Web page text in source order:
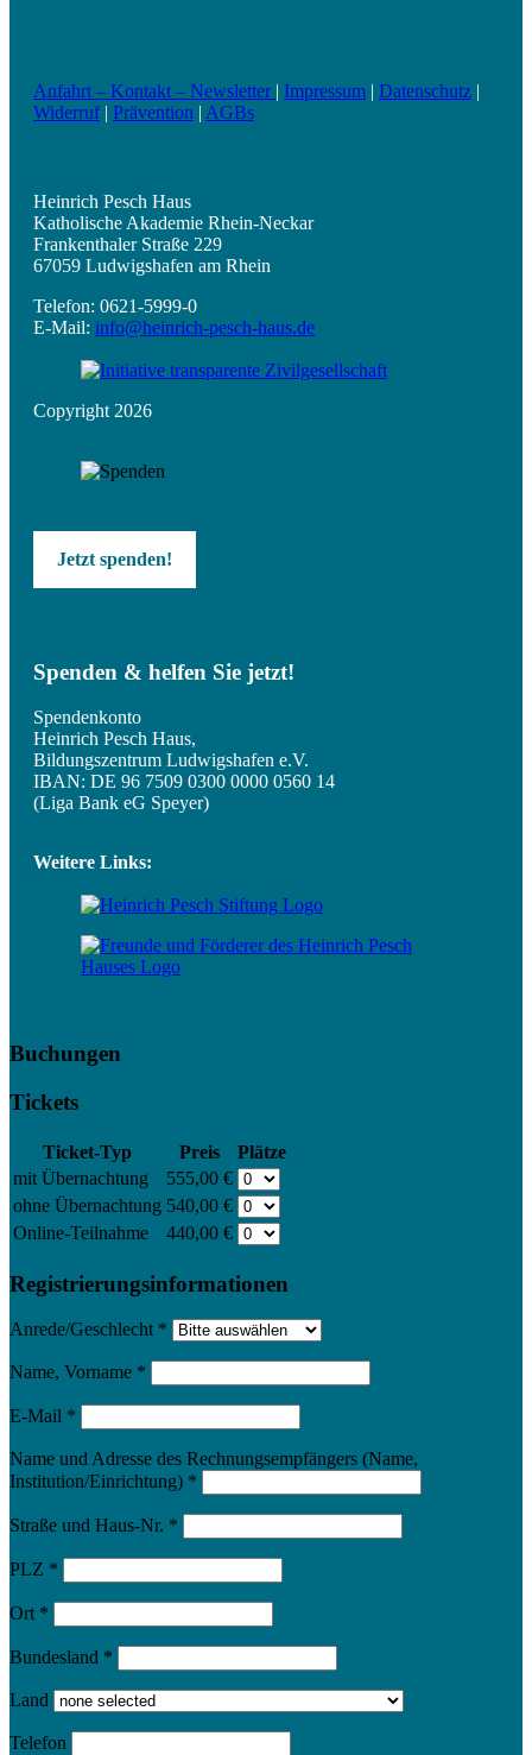
Anfahrt – Kontakt – Newsletter | Impressum | Datenschutz |
Widerruf| Prävention | AGBs
Heinrich Pesch Haus
Katholische Akademie Rhein-Neckar
Frankenthaler Straße 229
67059 Ludwigshafen am Rhein
Telefon: 0621-5999-0
E-Mail: info@heinrich-pesch-haus.de
Copyright 2026
Jetzt spenden!
Spenden & helfen Sie jetzt!
Spendenkonto
Heinrich Pesch Haus,
Bildungszentrum Ludwigshafen e.V.
IBAN: DE 96 7509 0300 0000 0560 14
(Liga Bank eG Speyer)
Weitere Links:
Buchungen
Tickets
Ticket-Typ Preis
Plätze
mit Übernachtung
555,00 €
ohne Übernachtung 540,00 €
Online-Teilnahme
440,00 €
Registrierungsinformationen
Anrede/Geschlecht *
Name, Vorname *
E-Mail *
Name und Adresse des Rechnungsempfängers (Name,
Institution/Einrichtung) *
Straße und Haus-Nr. *
PLZ *
Ort *
Bundesland *
Land
Telefon